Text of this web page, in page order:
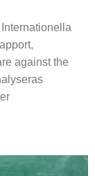
against the